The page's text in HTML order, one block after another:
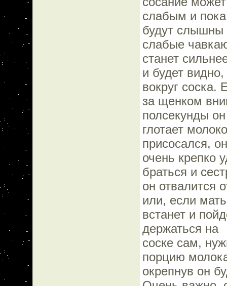
слабым и пока
будут слышны
слабые
станет
и будет
вокруг соска.
за щенком
полсекунды он
глотает
присосался,
очень крепко
браться и
он отвалится
или, если мать
встанет и
держаться на
соске сам,
порцию
окрепнув он